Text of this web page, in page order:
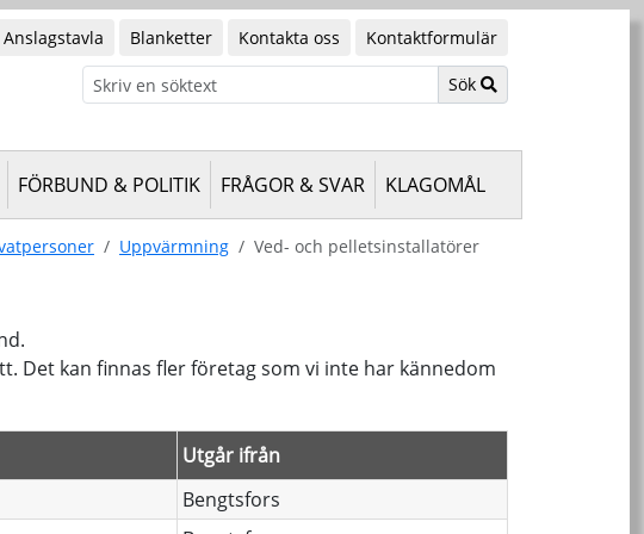
Anslagstavla Blanketter Kontakta oss
Kontaktformulär
Sök
Sök
FÖRBUND & POLITIK FRÅGOR & SVAR KLAGOMÅL
Uppvärmning Ved- och pelletsinstallatörer
Det kan finnas fler företag som vi inte har kännedom
Utgår ifrån
Bengtsfors